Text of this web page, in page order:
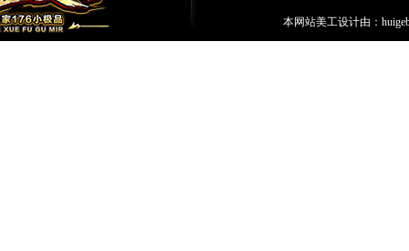
本网站美工设计由：